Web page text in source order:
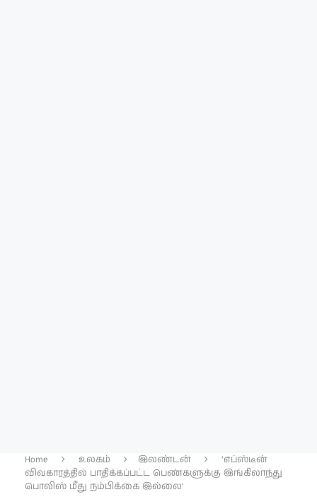
Home உலகம் இலண்டன்
‘எப்ஸ்டீன்
விவகாரத்தில் பாதிக்கப்பட்ட பெண்களுக்கு இங்கிலாந்து
பொலிஸ் மீது நம்பிக்கை இல்லை’